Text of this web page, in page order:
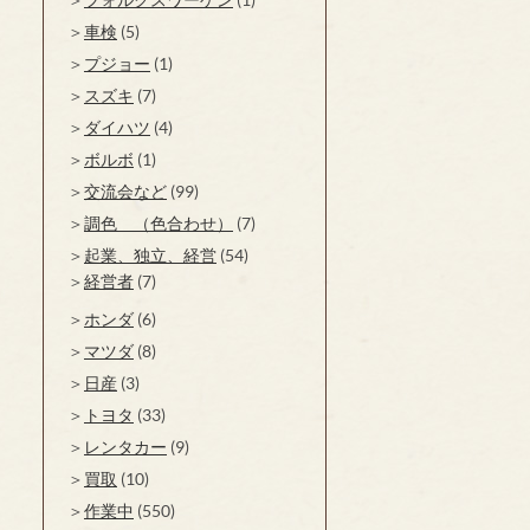
車検 (5)
プジョー (1)
スズキ (7)
ダイハツ (4)
ボルボ (1)
交流会など (99)
調色 （色合わせ）
(7)
起業、独立、経営 (54)
経営者 (7)
ホンダ (6)
マツダ (8)
日産 (3)
トヨタ (33)
レンタカー (9)
買取 (10)
作業中 (550)